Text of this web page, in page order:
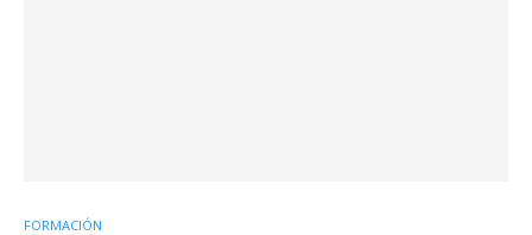
FORMACIÓN